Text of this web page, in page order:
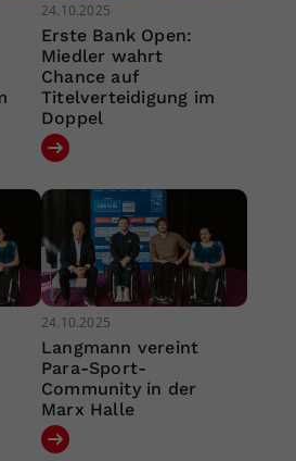
24.10.2025
Erste Bank Open:
Miedler wahrt
Chance auf
Titelverteidigung im
Doppel
24.10.2025
Langmann vereint
Para-Sport-
Community in der
Marx Halle